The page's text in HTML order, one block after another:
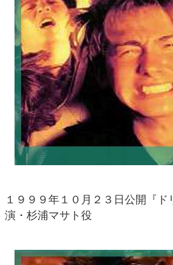
１９９９年１０月２３日公開『
演・杉浦マサト役